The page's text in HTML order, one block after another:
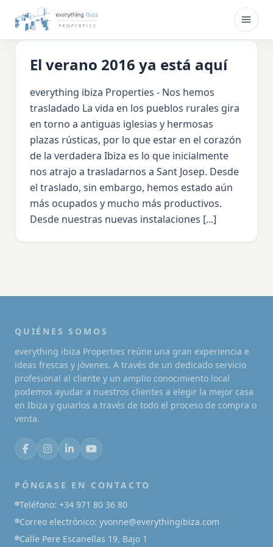
Ir al contenido principal
Abrir
El verano 2016 ya está aquí
everything ibiza Properties - Nos hemos
trasladado La vida en los pueblos rurales gira
en torno a antiguas iglesias y hermosas
plazas rústicas, por lo que estar en el corazón
de la verdadera Ibiza es lo que inicialmente
nos atrajo a trasladarnos a Sant Josep. Desde
el traslado, sin embargo, hemos estado aún
más ocupados y mucho más productivos.
Desde nuestras nuevas instalaciones [...]
QUIÉNES SOMOS
everything ibiza Properties reúne una gran experiencia e
ideas frescas y jóvenes. A través de un dedicado servicio
profesional al cliente y un amplio conocimiento local
podemos ayudar a nuestros clientes a elegir la mejor casa
en Ibiza y guiarlos a través de todo el proceso de compra o
venta.
PÓNGASE EN CONTACTO
Teléfono: +34 971 80 36 80
Correo electrónico: yvonne@everythingibiza.com
Calle Pere Escanellas 19, Bajo 1